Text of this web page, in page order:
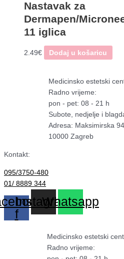
Nastavak za
Dermapen/
11 iglica
2.49€ Dodaj u košaricu
Medicinsko estetski
Radno vrijeme:
pon - pet: 08 - 21 h
Subote, nedjelje i
Adresa: Maksimirska
10000 Zagreb
Kontakt:
095/3750-480
01/ 8889 344
f
Instagram
Whatsapp
Medicinsko estetski
Radno vrijeme: